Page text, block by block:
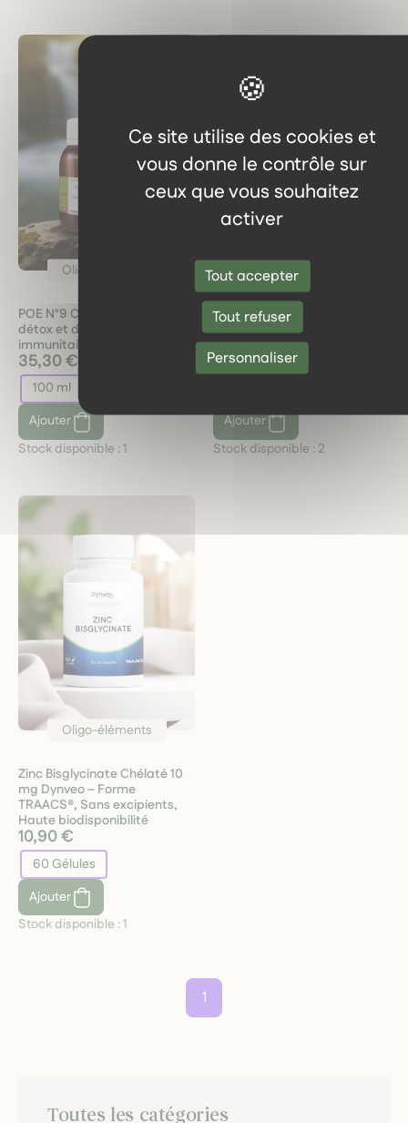
Ce site utilise des cookies et
vous donne le contrôle sur
ceux que vous souhaitez
activer
Tout accepter
Tout refuser
Personnaliser
Oligo-éléments
POE N°9 Chlorella 100 ml –
détox et défenses
immunitaires
35,30 €
100 ml
Ajouter
Stock disponible :1
Oligo-éléments
Ubiquinol Kaneka 100mg –
Coenzyme Q10 bio-active
hydrosoluble – Dynveo
47,00 €
Ajouter
Stock disponible : 2
Oligo-éléments
Zinc Bisglycinate Chélaté 10
mg Dynveo – Forme
TRAACS®, Sans excipients,
Haute biodisponibilité
10,90 €
60 Gélules
Ajouter
Stock disponible :1
1
Toutes les catégories